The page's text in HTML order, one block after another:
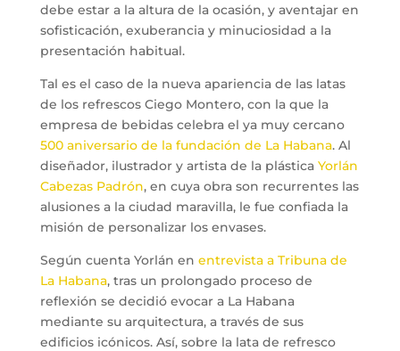
debe estar a la altura de la ocasión, y aventajar en
sofisticación, exuberancia y minuciosidad a la
presentación habitual.
Tal es el caso de la nueva apariencia de las latas
de los refrescos Ciego Montero, con la que la
empresa de bebidas celebra el ya muy cercano
500 aniversario de la fundación de La Habana. Al
diseñador, ilustrador y artista de la plástica Yorlán
Cabezas Padrón, en cuya obra son recurrentes las
alusiones a la ciudad maravilla, le fue confiada la
misión de personalizar los envases.
Según cuenta Yorlán en entrevista a Tribuna de
La Habana, tras un prolongado proceso de
reflexión se decidió evocar a La Habana
mediante su arquitectura, a través de sus
edificios icónicos. Así, sobre la lata de refresco